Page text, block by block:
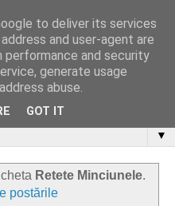
▼
Retete Minciunele.
postările
to deliver its services
and user-agent are
performance and security
generate usage
abuse.
GOT IT